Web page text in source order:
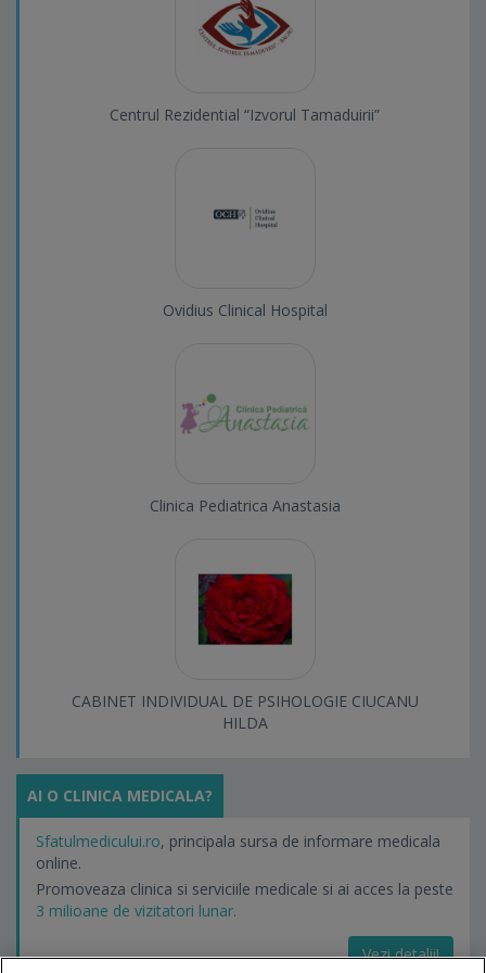
Centrul Rezidential “Izvorul Tamaduirii”
Ovidius Clinical Hospital
Clinica Pediatrica Anastasia
CABINET INDIVIDUAL DE PSIHOLOGIE CIUCANU
HILDA
AI O CLINICA MEDICALA?
Sfatulmedicului.ro, principala sursa de informare medicala
online.
Promoveaza clinica si serviciile medicale si ai acces la peste
3 milioane de vizitatori lunar.
Vezi detalii!